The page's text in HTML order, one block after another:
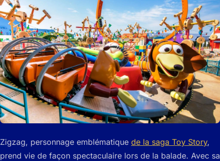
Zigzag, personnage emblématique de la saga Toy Story,
prend vie de façon spectaculaire lors de la balade. Avec sa